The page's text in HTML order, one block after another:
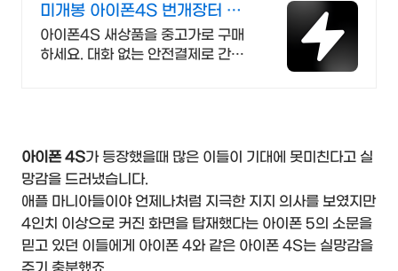
미개봉 아이폰4S 번개장터 국
내 최대 브랜드 중고거래
아이폰4S 새상품을 중고가로 구매
하세요. 대화 없는 안전결제로 간편
아이폰 4S가 등장했을때 많은 이들이 기대에 못미친다고 실
망감을 드러냈습니다.
애플 마니아들이야 언제나처럼 지극한 지지 의사를 보였지만
4인치 이상으로 커진 화면을 탑재했다는 아이폰 5의 소문을
믿고 있던 이들에게 아이폰 4와 같은 아이폰 4S는 실망감을